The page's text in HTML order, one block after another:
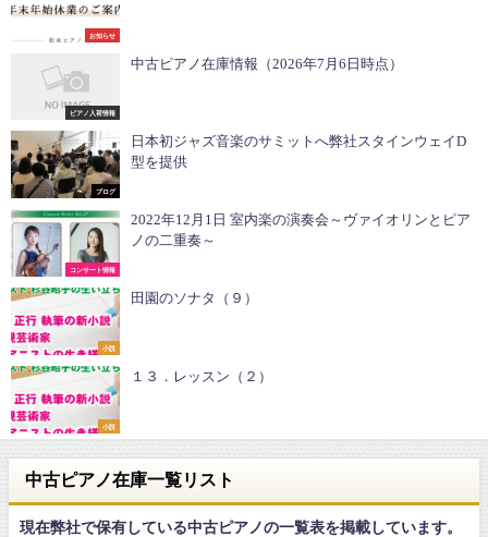
お知らせ
ピアノ入荷情報
中古ピアノ在庫情報（2026年7月6日時点）
ブログ
日本初ジャズ音楽のサミットへ弊社スタインウェイD
型を提供
コンサート情報
2022年12月1日 室内楽の演奏会～ヴァイオリンとピア
ノの二重奏～
小説
田園のソナタ（９）
小説
１３．レッスン（２）
中古ピアノ在庫一覧リスト
現在弊社で保有している中古ピアノの一覧表を掲載しています。